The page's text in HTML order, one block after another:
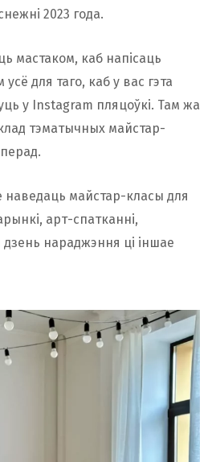
2023 года.
мастаком, каб напісаць
для таго, каб у вас гэта
у Instagram пляцоўкі. Там жа
тэматычных майстар-
наведаць майстар-класы для
арт-спатканні,
нараджэння ці іншае